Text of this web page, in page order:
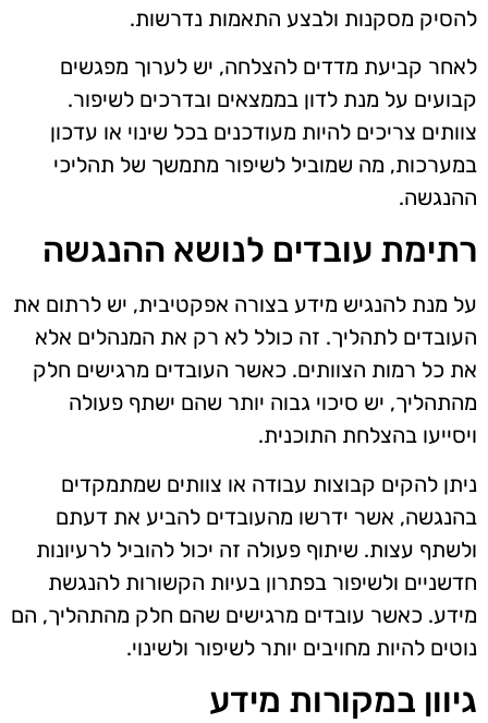
להסיק מסקנות ולבצע התאמות נדרשות.
לאחר קביעת מדדים להצלחה, יש לערוך מפגשים
קבועים על מנת לדון בממצאים ובדרכים לשיפור.
צוותים צריכים להיות מעודכנים בכל שינוי או עדכון
במערכות, מה שמוביל לשיפור מתמשך של תהליכי
ההנגשה.
רתימת עובדים לנושא ההנגשה
על מנת להנגיש מידע בצורה אפקטיבית, יש לרתום את
העובדים לתהליך. זה כולל לא רק את המנהלים אלא
את כל רמות הצוותים. כאשר העובדים מרגישים חלק
מהתהליך, יש סיכוי גבוה יותר שהם ישתף פעולה
ויסייעו בהצלחת התוכנית.
ניתן להקים קבוצות עבודה או צוותים שמתמקדים
בהנגשה, אשר ידרשו מהעובדים להביע את דעתם
ולשתף עצות. שיתוף פעולה זה יכול להוביל לרעיונות
חדשניים ולשיפור בפתרון בעיות הקשורות להנגשת
מידע. כאשר עובדים מרגישים שהם חלק מהתהליך, הם
נוטים להיות מחויבים יותר לשיפור ולשינוי.
גיוון במקורות מידע